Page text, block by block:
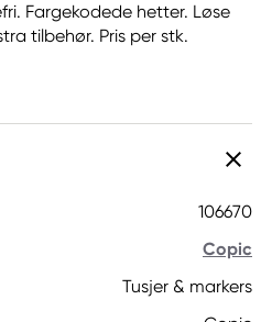
Fargekodede hetter. Løse
tilbehør. Pris per stk.
106670
Copic
Tusjer & markers